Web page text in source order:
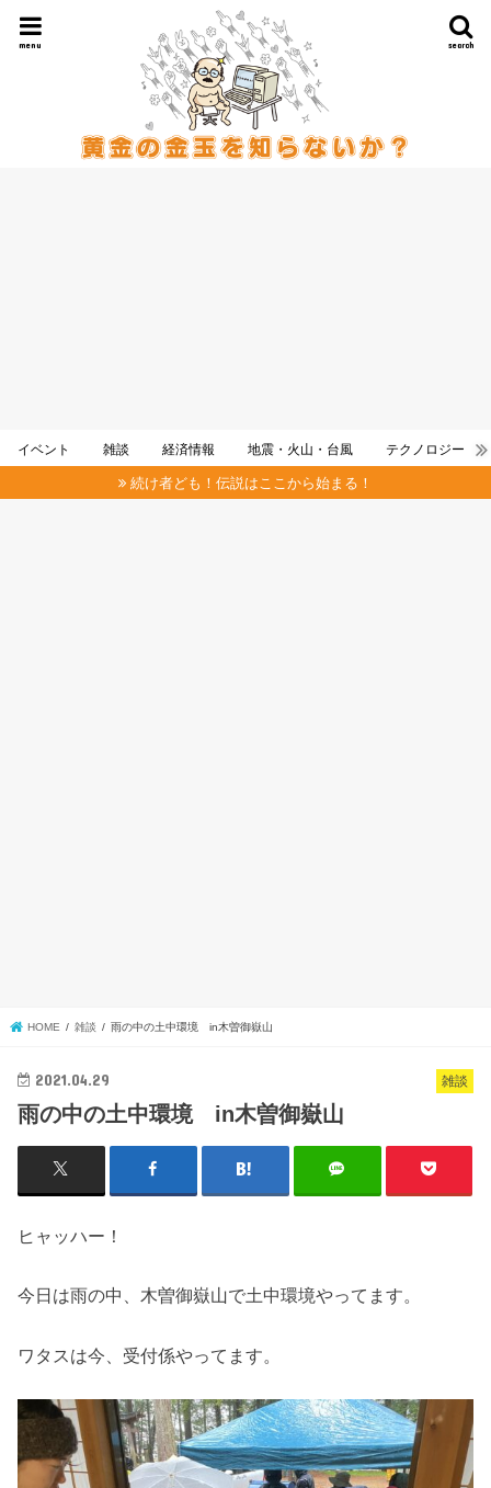
search
menu
イベント 雑談 経済情報 地震・火山・台風 テクノロジー
続け者ども！伝説はここから始まる！
HOME 雑談 雨の中の土中環境 in木曽御嶽山
雑談
2021.04.29
雨の中の土中環境 in木曽御嶽山
ヒャッハー！
今日は雨の中、木曽御嶽山で土中環境やってます。
ワタスは今、受付係やってます。